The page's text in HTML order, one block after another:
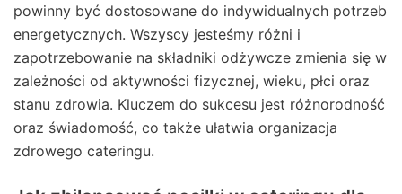
powinny być dostosowane do indywidualnych potrzeb
energetycznych. Wszyscy jesteśmy różni i
zapotrzebowanie na składniki odżywcze zmienia się w
zależności od aktywności fizycznej, wieku, płci oraz
stanu zdrowia. Kluczem do sukcesu jest różnorodność
oraz świadomość, co także ułatwia organizacja
zdrowego cateringu.